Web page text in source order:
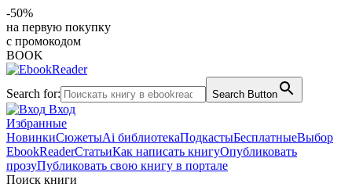
-50%
на первую покупку
с промокодом
BOOK
Search for: Search Button
Вход
Избранные
НовинкиСюжетыAi библиотекаПодкастыБесплатныеВыбор
EbookReaderСтатьиКак написать книгуОпубликовать
прозуПубликовать свою книгу в портале
Поиск книги